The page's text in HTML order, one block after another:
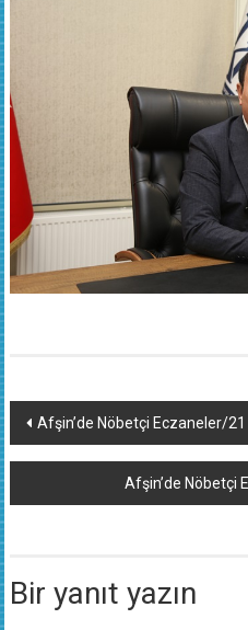
Yazı
dolaşımı
Afşin’de Nöbetçi Eczaneler/
Afşin’de Nöbetçi
Bir yanıt yazın